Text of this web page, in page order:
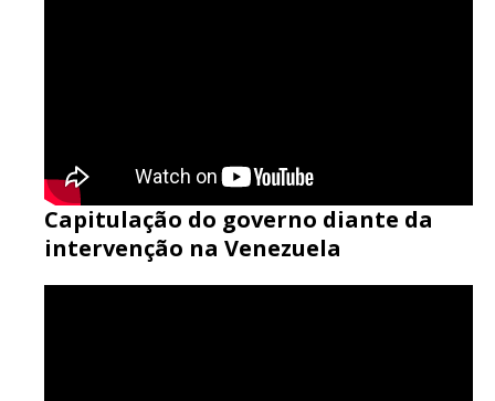
Capitulação do governo diante da
intervenção na Venezuela